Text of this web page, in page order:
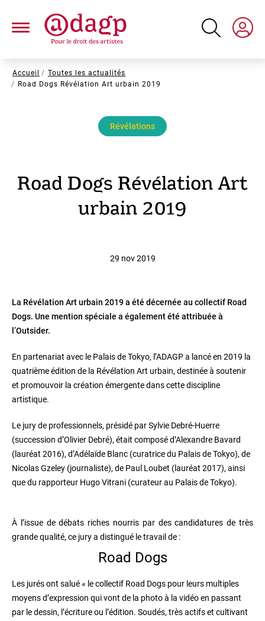
contenu
Fil
d'Ariane
Accueil
Toutes les actualités
Road Dogs Révélation Art urbain 2019
Révélations
Road Dogs Révélation Art
urbain 2019
29 nov 2019
La Révélation Art urbain 2019 a été décernée au collectif Road
Dogs. Une mention spéciale a également été attribuée à
l’Outsider.
En partenariat avec le Palais de Tokyo, l ’ADAGP a lancé en 2019 la
quatrième édition de la Révélation Art urbain, destinée à soutenir
et promouvoir la création émergente dans cette discipline
artistique.
Le jury de professionnels, présidé par Sylvie Debré-Huerre
(succession d’Olivier Debré), était composé d’Alexandre Bavard
(lauréat 2016), d’Adélaïde Blanc (curatrice du Palais de Tokyo), de
Nicolas Gzeley (journaliste), de Paul Loubet (lauréat 2017), ainsi
que du rapporteur Hugo Vitrani (curateur au Palais de Tokyo).
À l ’issue de débats riches nourris par des candidatures de très
grande qualité, ce jury a distingué le travail de :
Road Dogs
Les jurés ont salué « le collectif Road Dogs pour leurs multiples
moyens d’expression qui vont de la photo à la vidéo en passant
par le dessin, l ’écriture ou l ’édition. Soudés, très actifs et cultivant